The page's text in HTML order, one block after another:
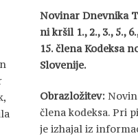
Novinar Dnevnika
ni kršil 1., 2., 3., 5.,
15. člena Kodeksa
Slovenije.
Obrazložitev:
člena kodeksa. Pri
je izhajal iz